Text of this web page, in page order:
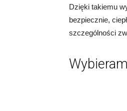
Dzięki takiemu
bezpiecznie,
szczególności